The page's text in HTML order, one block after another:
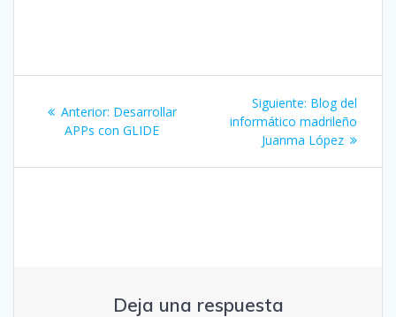
Anterior: Desarrollar
APPs con GLIDE
Siguiente: Blog del
informático madrileño
Juanma López
Deja una respuesta